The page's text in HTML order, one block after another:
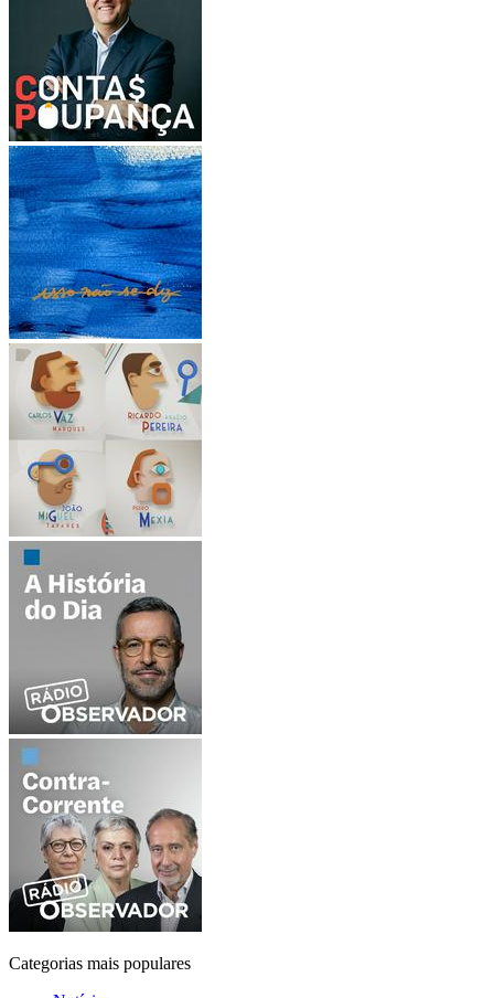
Categorias mais populares